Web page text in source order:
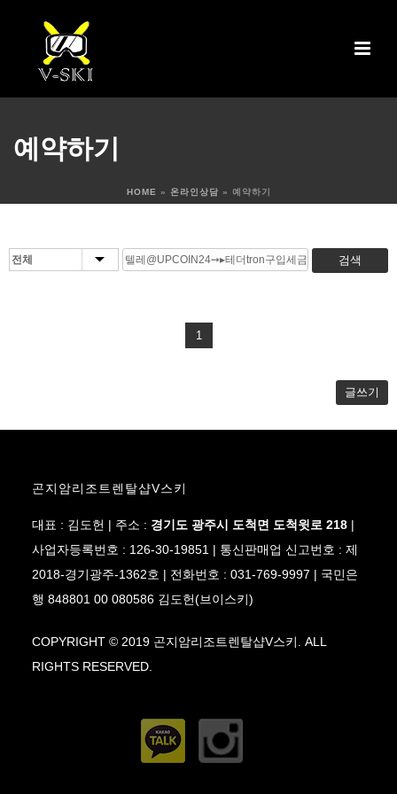
예약하기
HOME » 온라인상담 » 예약하기
검색
1
글쓰기
곤지암리조트렌탈샵V스키
대표 : 김도헌 | 주소 : 경기도 광주시 도척면 도척윗로 218 |
사업자등록번호 : 126-30-19851 | 통신판매업 신고번호 : 제
2018-경기광주-1362호 | 전화번호 : 031-769-9997 | 국민은
행 848801 00 080586 김도헌(브이스키)
COPYRIGHT © 2019 곤지암리조트렌탈샵V스키. ALL
RIGHTS RESERVED.